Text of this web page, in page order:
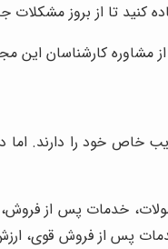
تا از بروز مشکلات
مشاوره کارشناسان این
خاص خود را دارند. اما
خدمات پس از
پس از فروش قوی،